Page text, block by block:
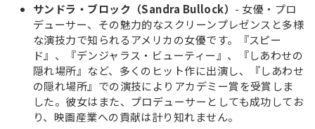
サンドラ・ブロック（Sandra Bullock） - 女優・プロ
デューサー、その魅力的なスクリーンプレゼンスと多様
な演技力で知られるアメリカの女優です。『スピー
ド』、『デンジャラス・ビューティー』、『しあわせの
隠れ場所』など、多くのヒット作に出演し、『しあわせ
の隠れ場所』での演技によりアカデミー賞を受賞しま
した。彼女はまた、プロデューサーとしても成功してお
り、映画産業への貢献は計り知れません。